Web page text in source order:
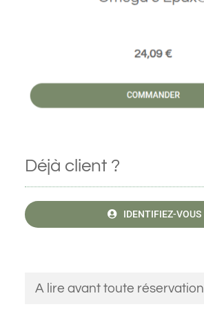
Déjà client ?
IDENTIFIEZ-VOUS
A lire avant toute réservation